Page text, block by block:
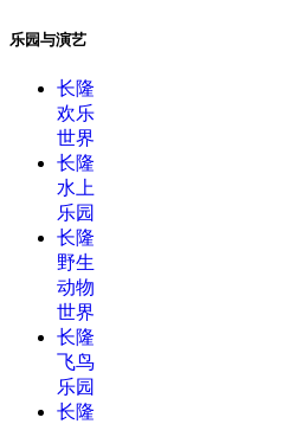
乐园与演艺
长隆
欢乐
世界
长隆
水上
乐园
长隆
野生
动物
世界
长隆
飞鸟
乐园
长隆